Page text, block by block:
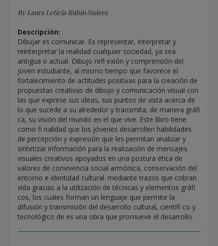
By Laura Leticia Rubín Suárez
Descripción:
Dibujar es comunicar. Es representar, interpretar y
reinterpretar la realidad cualquier sociedad, ya sea
antigua o actual. Dibujo refl exión y comprensión del
joven estudiante, al mismo tiempo que favorece el
fortalecimiento de actitudes positivas para la creación de
propuestas creativas de dibujo y comunicación visual con
las que exprese sus ideas, sus puntos de vista acerca de
lo que sucede a su alrededor y transmita, de manera gráfi
ca, su visión del mundo en el que vive. Este libro tiene
como fi nalidad que los jóvenes desarrollen habilidades
de percepción y expresión que les permitan analizar y
sintetizar información para la realización de mensajes
visuales creativos apoyados en una postura ética de
valores de convivencia social armónica, conservación del
entorno e identidad cultural. mediante trazos que cobran
vida gracias a la utilización de técnicas y elementos gráfi
cos, los cuales forman un lenguaje que permite la
difusión y transmisión del desarrollo cultural, científi co y
tecnológico de es una obra que promueve el desarrollo.